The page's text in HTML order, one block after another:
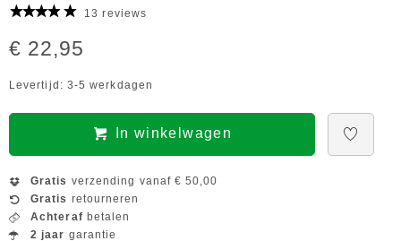
13 reviews
€ 22,95
Levertijd: 3-5 werkdagen
In winkelwagen
Gratis verzending vanaf € 50,00
Gratis retourneren
Achteraf betalen
2 jaar garantie